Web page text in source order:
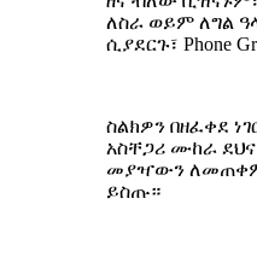
ለስራ ወይም ለግል
ሲያደርጉ፣ Phone
ስልክዎን በዘፈቀደ
አስቸጋሪ ሙከራ
መያዣውን
ይስጡ።